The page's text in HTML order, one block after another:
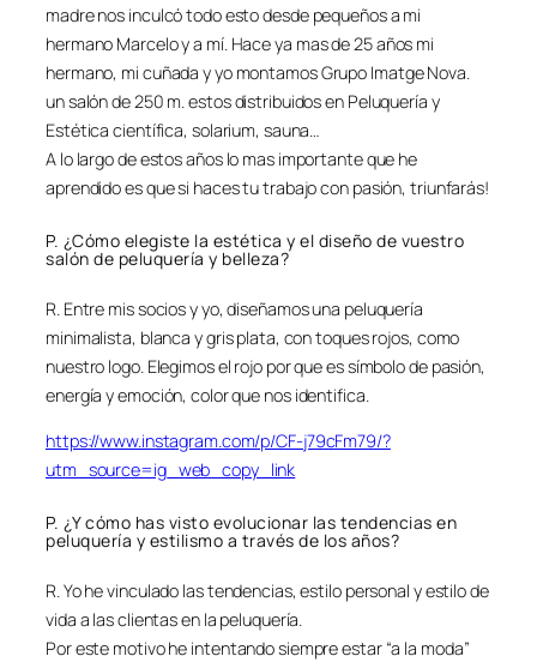
madre nos inculcó todo esto desde pequeños a mi
hermano Marcelo y a mí. Hace ya mas de 25 años mi
hermano, mi cuñada y yo montamos Grupo Imatge Nova.
un salón de 250 m. estos distribuidos en Peluquería y
Estética científica, solarium, sauna…
A lo largo de estos años lo mas importante que he
aprendido es que si haces tu trabajo con pasión, triunfarás!
P. ¿Cómo elegiste la estética y el diseño de vuestro
salón de peluquería y belleza?
R. Entre mis socios y yo, diseñamos una peluquería
minimalista, blanca y gris plata, con toques rojos, como
nuestro logo. Elegimos el rojo por que es símbolo de pasión,
energía y emoción, color que nos identifica.
https://www.instagram.com/p/CF-j79cFm79/?
utm_source=ig_web_copy_link
P. ¿Y cómo has visto evolucionar las tendencias en
peluquería y estilismo a través de los años?
R. Yo he vinculado las tendencias, estilo personal y estilo de
vida a las clientas en la peluquería.
Por este motivo he intentando siempre estar “a la moda”